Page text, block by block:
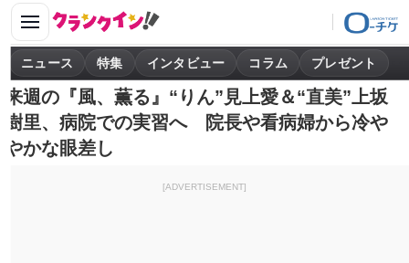
ニュース 特集 インタビュー コラム プレゼント
来週の『風、薫る』“りん”見上愛＆“直美”上坂
樹里、病院での実習へ 院長や看病婦から冷や
やかな眼差し
[ADVERTISEMENT]